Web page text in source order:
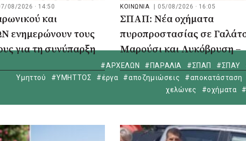
08/2026 · 14:50
και
ενημερώνουν τους
για τη συνύπαρξη
ΚΟΙΝΩΝΙΑ 05/08/2026 · 16:05
ΣΠΑΠ: Νέα οχήματα
πυροπροστασίας σε
Μαρούσι και Λυκόβρυση –
Πεύκη
#ΑΡΧΕΛΩΝ #ΠΑΡΑΛΙΑ #ΣΠΑΠ #ΣΠΑΥ
Υμηττού
#ΥΜΗΤΤΟΣ #έργα #αποζημιώσεις #αποκατάσταση
χελώνες
#οχήματα